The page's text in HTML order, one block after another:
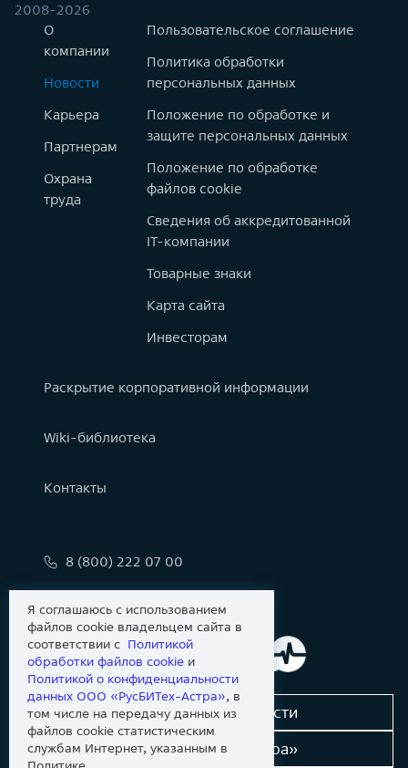
2008-2026
О
компании
Новости
Карьера
Партнерам
Охрана
труда
Пользовательское соглашение
Политика обработки
персональных данных
Положение по обработке и
защите персональных данных
Положение по обработке
файлов cookie
Сведения об аккредитованной
IT-компании
Товарные знаки
Карта сайта
Инвесторам
Раскрытие корпоративной информации
Wiki-библиотека
Контакты
8 (800) 222 07 00
Сообщить об уязвимости
Новости «Группы Астра»
Я соглашаюсь с использованием
файлов cookie владельцем сайта в
соответствии с Политикой
обработки файлов сookie и
Политикой о конфиденциальности
данных ООО «РусБИТех-Астра», в
том числе на передачу данных из
файлов cookie статистическим
службам Интернет, указанным в